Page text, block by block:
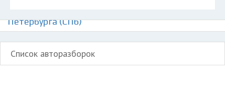
Петербурга (СПб)
Список авторазборок